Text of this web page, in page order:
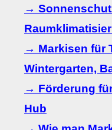
→
→ Markisen für
Wintergarten,
→ Förderung
Hub